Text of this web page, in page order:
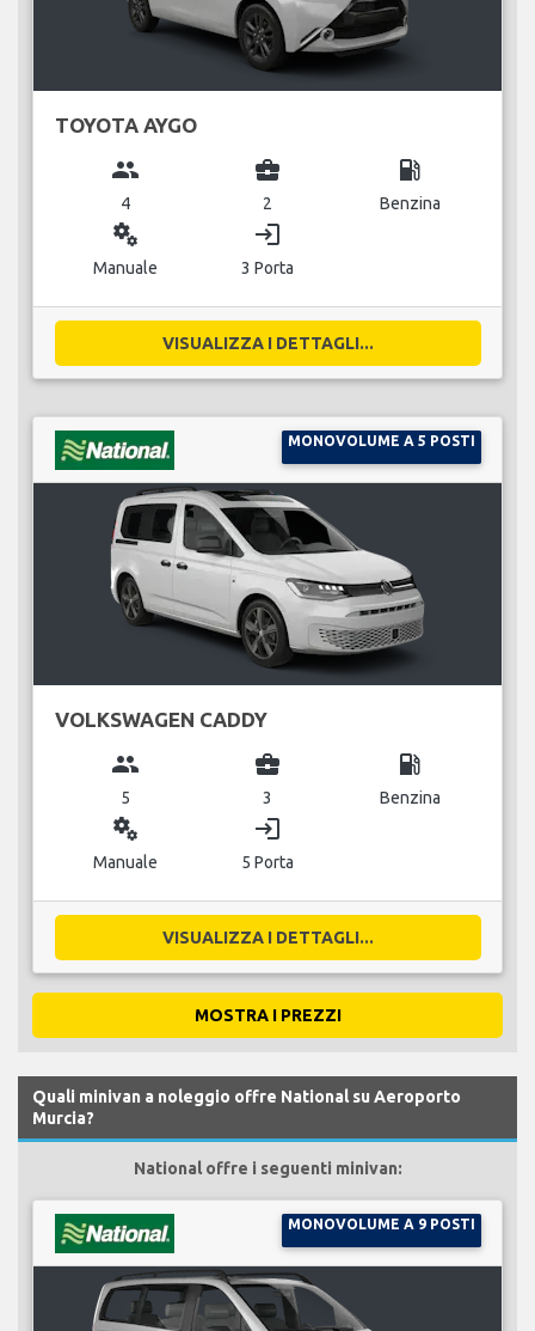
TOYOTA AYGO
group
4
business_center
2
local_gas_station
Benzina
miscellaneous_services
Manuale
login
3 Porta
VISUALIZZA I DETTAGLI...
MONOVOLUME A 5 POSTI
VOLKSWAGEN CADDY
group
5
business_center
3
local_gas_station
Benzina
miscellaneous_services
Manuale
login
5 Porta
VISUALIZZA I DETTAGLI...
MOSTRA I PREZZI
Quali minivan a noleggio offre National su Aeroporto
Murcia?
National offre i seguenti minivan:
MONOVOLUME A 9 POSTI